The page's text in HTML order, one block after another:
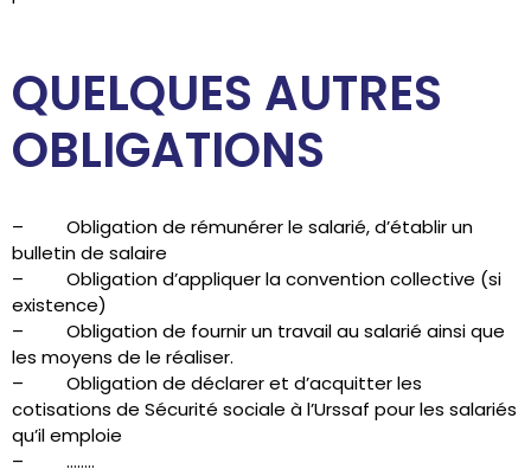
QUELQUES AUTRES
OBLIGATIONS
– Obligation de rémunérer le salarié, d’établir un
bulletin de salaire
– Obligation d’appliquer la convention collective (si
existence)
– Obligation de fournir un travail au salarié ainsi que
les moyens de le réaliser.
– Obligation de déclarer et d’acquitter les
cotisations de Sécurité sociale à l’Urssaf pour les salariés
qu’il emploie
– ……..